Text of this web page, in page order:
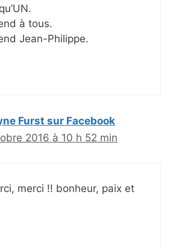
à tous.
Jean-Philippe.
Furst sur Facebook
2016 à 10 h 52 min
merci !! bonheur, paix et